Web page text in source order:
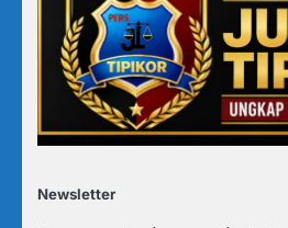
Newsletter